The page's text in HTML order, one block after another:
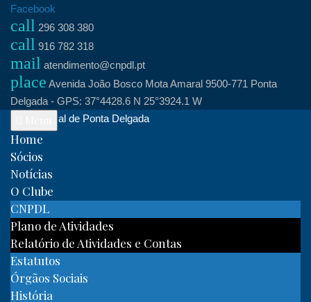
Skip
content
Facebook
call 296 308 380
call 916 782 318
mail atendimento@cnpdl.pt
place Avenida João Bosco Mota Amaral 9500-771 Ponta
Delgada - GPS: 37°4428.6 N 25°3924.1 W
Clube Naval de Ponta Delgada
Home
Sócios
Notícias
O Clube
CNPDL
Plano de Atividades
Relatório de Atividades e Contas
Estatutos
Órgãos Sociais
História